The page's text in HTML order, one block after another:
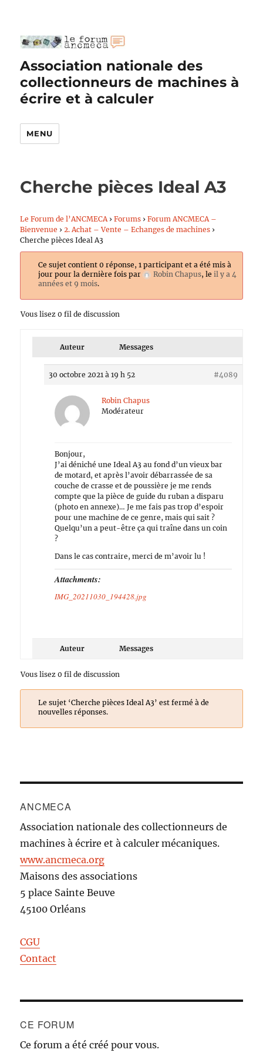
Association nationale des
collectionneurs de machines à
écrire et à calculer
MENU
Cherche pièces Ideal A3
Le Forum de l’ANCMECA › Forums › Forum ANCMECA –
Bienvenue › 2. Achat – Vente – Echanges de machines ›
Cherche pièces Ideal A3
Ce sujet contient 0 réponse, 1 participant et a été mis à
jour pour la dernière fois par
Robin Chapus, le il y a 4
années et 9 mois.
Vous lisez 0 fil de discussion
Auteur Messages
30 octobre 2021 à 19 h 52 #4089
Robin Chapus
Modérateur
Bonjour,
J’ai déniché une Ideal A3 au fond d’un vieux bar
de motard, et après l’avoir débarrassée de sa
couche de crasse et de poussière je me rends
compte que la pièce de guide du ruban a disparu
(photo en annexe)… Je me fais pas trop d’espoir
pour une machine de ce genre, mais qui sait ?
Quelqu’un a peut-être ça qui traîne dans un coin
?
Dans le cas contraire, merci de m’avoir lu !
Attachments:
IMG_20211030_194428.jpg
Auteur Messages
Vous lisez 0 fil de discussion
Le sujet ‘Cherche pièces Ideal A3’ est fermé à de
nouvelles réponses.
ANCMECA
Association nationale des collectionneurs de
machines à écrire et à calculer mécaniques.
www.ancmeca.org
Maisons des associations
5 place Sainte Beuve
45100 Orléans
CGU
Contact
CE FORUM
Ce forum a été créé pour vous.